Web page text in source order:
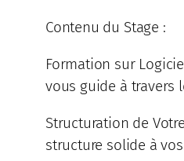
Contenu du Stage :
Formation sur
vous guide à travers
Structuration de
structure solide à